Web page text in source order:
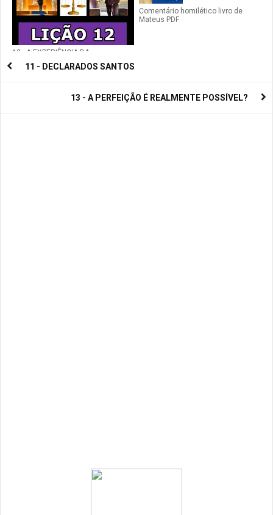
12 - A EXPERIÊNCIA DA
SANTIFICAÇÃO
Comentário homilético livro de
Mateus PDF
11 - DECLARADOS SANTOS
13 - A PERFEIÇÃO É REALMENTE POSSÍVEL?